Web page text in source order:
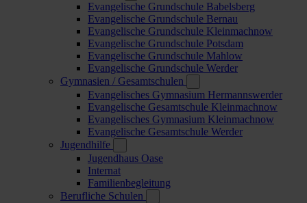
Evangelische Grundschule Babelsberg
Evangelische Grundschule Bernau
Evangelische Grundschule Kleinmachnow
Evangelische Grundschule Potsdam
Evangelische Grundschule Mahlow
Evangelische Grundschule Werder
Gymnasien / Gesamtschulen
Evangelisches Gymnasium Hermannswerder
Evangelische Gesamtschule Kleinmachnow
Evangelisches Gymnasium Kleinmachnow
Evangelische Gesamtschule Werder
Jugendhilfe
Jugendhaus Oase
Internat
Familienbegleitung
Berufliche Schulen